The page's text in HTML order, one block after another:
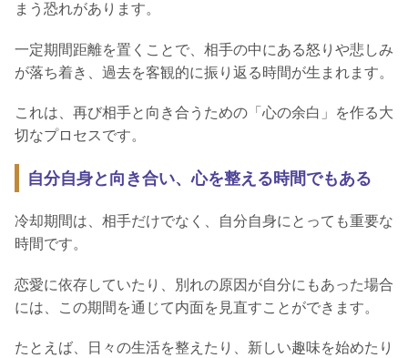
まう恐れがあります。
一定期間距離を置くことで、相手の中にある怒りや悲しみ
が落ち着き、過去を客観的に振り返る時間が生まれます。
これは、再び相手と向き合うための「心の余白」を作る大
切なプロセスです。
自分自身と向き合い、心を整える時間でもある
冷却期間は、相手だけでなく、自分自身にとっても重要な
時間です。
恋愛に依存していたり、別れの原因が自分にもあった場合
には、この期間を通じて内面を見直すことができます。
たとえば、日々の生活を整えたり、新しい趣味を始めたり